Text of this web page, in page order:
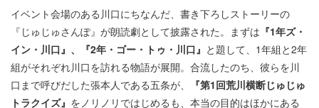
イベント会場のある川口にちなんだ、書き下ろしストーリーの
『じゅじゅさんぽ』が朗読劇として披露された。まずは 『1年ズ・
イン・川口』、『2年・ゴー・トゥ・川口』 と題して、1年組と2年
組がそれぞれ川口を訪れる物語が展開。合流したのち、彼らを川
口まで呼びだした張本人である五条が、
『第1回荒川横断じゅじゅ
トラクイズ』 をノリノリではじめるも、本当の目的はほかにある